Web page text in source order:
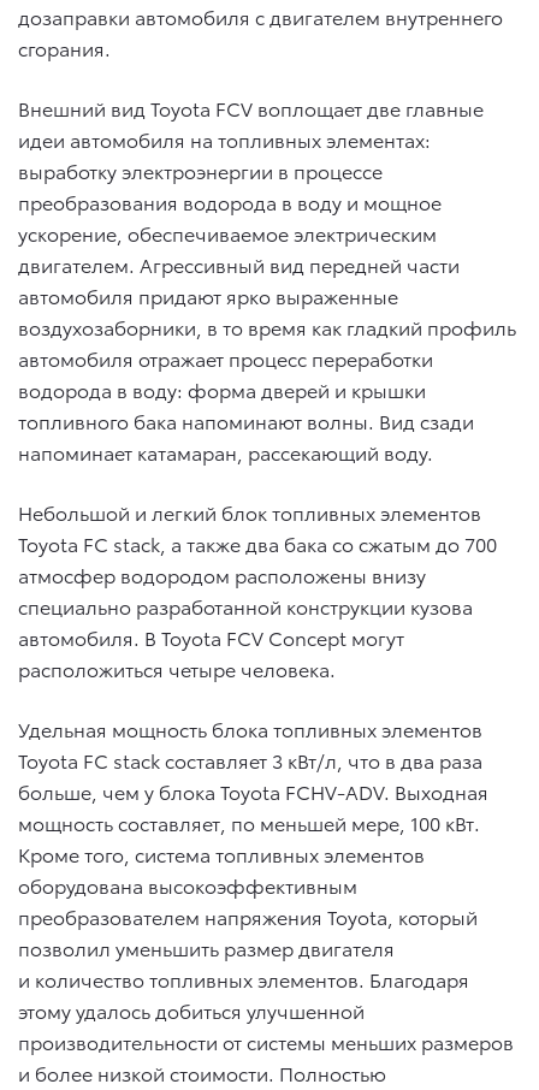
дозаправки автомобиля с двигателем внутреннего
сгорания.
Внешний вид Toyota FCV воплощает две главные
идеи автомобиля на топливных элементах:
выработку электроэнергии в процессе
преобразования водорода в воду и мощное
ускорение, обеспечиваемое электрическим
двигателем. Агрессивный вид передней части
автомобиля придают ярко выраженные
воздухозаборники, в то время как гладкий профиль
автомобиля отражает процесс переработки
водорода в воду: форма дверей и крышки
топливного бака напоминают волны. Вид сзади
напоминает катамаран, рассекающий воду.
Небольшой и легкий блок топливных элементов
Toyota FC stack, а также два бака со сжатым до 700
атмосфер водородом расположены внизу
специально разработанной конструкции кузова
автомобиля. В Toyota FCV Concept могут
расположиться четыре человека.
Удельная мощность блока топливных элементов
Toyota FC stack составляет 3 кВт/л, что в два раза
больше, чем у блока Toyota FCHV-ADV. Выходная
мощность составляет, по меньшей мере, 100 кВт.
Кроме того, система топливных элементов
оборудована высокоэффективным
преобразователем напряжения Toyota, который
позволил уменьшить размер двигателя
и количество топливных элементов. Благодаря
этому удалось добиться улучшенной
производительности от системы меньших размеров
и более низкой стоимости. Полностью